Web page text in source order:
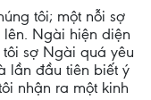
tôi; một nỗi sợ
Ngài hiện diện
sợ Ngài quá yêu
lần đầu tiên biết ý
nhận ra một kinh